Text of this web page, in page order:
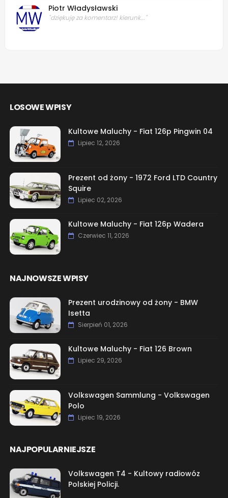
Piotr Władysławski
"dziękuję za komentarz! kierunk..."
LOSOWE WPISY
Kultowe Maluchy - Fiat 126p Pingwin 04
Lipiec 12, 2026
Prezent od żony - 1972 Ford LTD Country
Squire
Lipiec 02, 2026
Kultowe Maluchy - Fiat 126p Wadera
Czerwiec 11, 2026
NAJNOWSZE WPISY
Prezent urodzinowy od żony - BMW
Isetta
Sierpień 01, 2026
Kultowe Maluchy - Fiat 126 Brown
Lipiec 29, 2026
Volkswagen Sammlung - Volkswagen
Polo
Lipiec 19, 2026
NAJPOPULARNIEJSZE
Volkswagen T4 - Kultowy radiowóz
Polskiej Policji.